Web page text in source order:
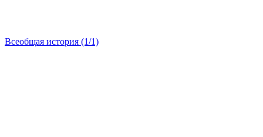
Всеобщая история (1/1)